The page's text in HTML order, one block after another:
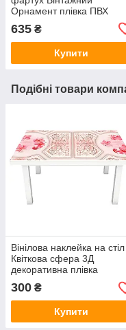
Орнамент плівка ПВХ
візерунок Абстракція
600х2500 мм
635 ₴
Купити
Подібні товари
Вінілова наклейка на стіл
Квіткова сфера 3Д
декоративна плівка
візерунок орнамент
Абстракція Рожевий
600х1200 мм
300 ₴
Купити